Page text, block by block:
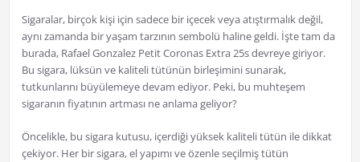
Sigaralar, birçok kişi için sadece bir içecek veya atıştırmalık değil,
aynı zamanda bir yaşam tarzının sembolü haline geldi. İşte tam da
burada, Rafael Gonzalez Petit Coronas Extra 25s devreye giriyor.
Bu sigara, lüksün ve kaliteli tütünün birleşimini sunarak,
tutkunlarını büyülemeye devam ediyor. Peki, bu muhteşem
sigaranın fiyatının artması ne anlama geliyor?
Öncelikle, bu sigara kutusu, içerdiği yüksek kaliteli tütün ile dikkat
çekiyor. Her bir sigara, el yapımı ve özenle seçilmiş tütün